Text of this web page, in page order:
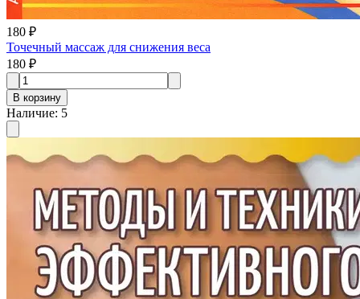
180 ₽
Точечный массаж для снижения веса
180 ₽
В корзину
Наличие: 5